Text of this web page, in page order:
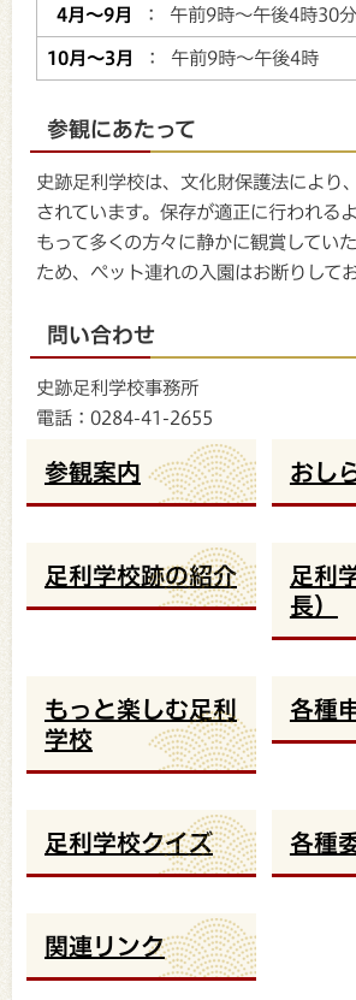
4月～9月
： 午前9時～午後4時30分
10月～3月 ： 午前9時～午後4時
参観にあたって
史跡足利学校は、文化財保護法により
されています。保存が適正に行われる
もって多くの方々に静かに観賞してい
ため、ペット連れの入園はお断りしてお
問い合わせ
史跡足利学校事務所
電話：0284-41-2655
参観案内 おし
足利学校跡の紹介
足利
長）
もっと楽しむ足利
学校
各種
足利学校クイズ 各種
関連リンク